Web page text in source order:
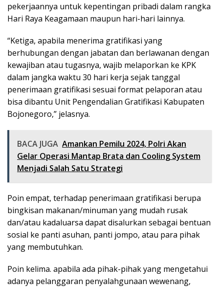
pekerjaannya untuk kepentingan pribadi dalam rangka
Hari Raya Keagamaan maupun hari-hari lainnya.
“Ketiga, apabila menerima gratifikasi yang
berhubungan dengan jabatan dan berlawanan dengan
kewajiban atau tugasnya, wajib melaporkan ke KPK
dalam jangka waktu 30 hari kerja sejak tanggal
penerimaan gratifikasi sesuai format pelaporan atau
bisa dibantu Unit Pengendalian Gratifikasi Kabupaten
Bojonegoro,” jelasnya.
BACA JUGA Amankan Pemilu 2024, Polri Akan
Gelar Operasi Mantap Brata dan Cooling System
Menjadi Salah Satu Strategi
Poin empat, terhadap penerimaan gratifikasi berupa
bingkisan makanan/minuman yang mudah rusak
dan/atau kadaluarsa dapat disalurkan sebagai bentuan
sosial ke panti asuhan, panti jompo, atau para pihak
yang membutuhkan.
Poin kelima. apabila ada pihak-pihak yang mengetahui
adanya pelanggaran penyalahgunaan wewenang,